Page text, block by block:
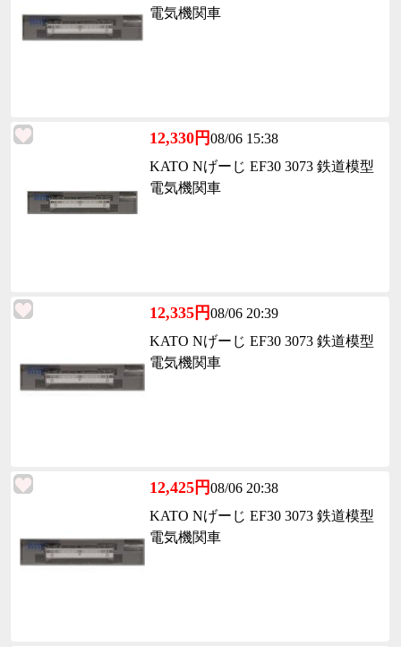
電気機関車
12,330円08/06 15:38
KATO Nげーじ EF30 3073 鉄道模型
電気機関車
12,335円08/06 20:39
KATO Nげーじ EF30 3073 鉄道模型
電気機関車
12,425円08/06 20:38
KATO Nげーじ EF30 3073 鉄道模型
電気機関車